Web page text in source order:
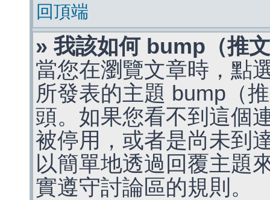
回頂端
» 我該如何 bump（推
當您在瀏覽文章時，點
所發表的主題 bump（
頭。如果您看不到這個
被停用，或者是尚未到
以簡單地透過回覆主題
實遵守討論區的規則。